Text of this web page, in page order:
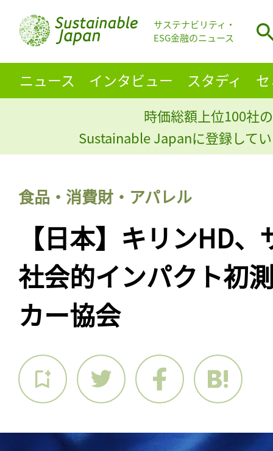
サステナビリティ・
ESG金融のニュース
ニュース インタビュー スタディ
時価総額上位100社
Sustainable Japanに登録して
食品・消費財・アパレル
【日本】キリンHD
社会的インパクト初
カー協会